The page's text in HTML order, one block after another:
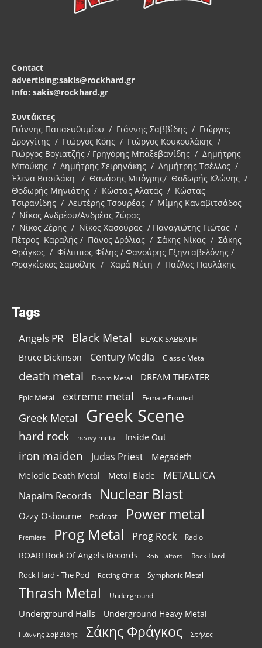
Contact
advertising:sakis@rockhard.gr
Info: sakis@rockhard.gr
Συντάκτες
Γιάννης Παπαευθυμίου / Γιάννης Σαββίδης / Γιώργος
Δρογγίτης / Γιώργος Κόης / Γιώργος Κουκουλάκης /
Γιώργος Βογιατζής / Γρηγόρης Μπαξεβανίδης / Δημήτρης
Μπούκης / Δημήτρης Σειρηνάκης / Δημήτρης Τσέλλος /
Έλενα Βασιλάκη / Θανάσης Μπόγρης/ Θοδωρής Κλώνης /
Θοδωρής Μηνιάτης / Κώστας Αλατάς / Κώστας
Τσιρανίδης / Λευτέρης Τσουρέας / Μίμης Καναβιτσάδος
/ Νίκος Ανδρέου/Ανδρέας Ζώρας
/ Νίκος Ζέρης / Νίκος Χασούρας / Παναγιώτης Γιώτας /
Πέτρος Καραλής / Πάνος Δρόλιας / Σάκης Νίκας / Σάκης
Φράγκος / Φίλιππος Φίλης / Φανούρης Εξηνταβελόνης /
Φραγκίσκος Σαμοΐλης / Χαρά Νέτη / Παύλος Παυλάκης
Tags
Angels PR Black Metal BLACK SABBATH
Bruce Dickinson Century Media Classic Metal
death metal Doom Metal DREAM THEATER
Epic Metal extreme metal Female Fronted
Greek Metal Greek Scene
hard rock heavy metal Inside Out
iron maiden Judas Priest Megadeth
Melodic Death Metal Metal Blade METALLICA
Napalm Records Nuclear Blast
Ozzy Osbourne Podcast Power metal
Premiere Prog Metal Prog Rock Radio
ROAR! Rock Of Angels Records Rob Halford Rock Hard
Rock Hard - The Pod Rotting Christ Symphonic Metal
Thrash Metal Underground
Underground Halls Underground Heavy Metal
Γιάννης Σαββίδης Σάκης Φράγκος Στήλες